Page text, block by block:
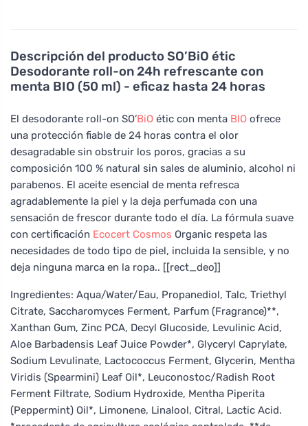
Descripción del producto SO’BiO étic
Desodorante roll-on 24h refrescante con
menta BIO (50 ml) - eficaz hasta 24 horas
El desodorante roll-on SO’BiO étic con menta BIO ofrece
una protección fiable de 24 horas contra el olor
desagradable sin obstruir los poros, gracias a su
composición 100 % natural sin sales de aluminio, alcohol ni
parabenos. El aceite esencial de menta refresca
agradablemente la piel y la deja perfumada con una
sensación de frescor durante todo el día. La fórmula suave
con certificación Ecocert Cosmos Organic respeta las
necesidades de todo tipo de piel, incluida la sensible, y no
deja ninguna marca en la ropa.. [[rect_deo]]
Ingredientes: Aqua/Water/Eau, Propanediol, Talc, Triethyl
Citrate, Saccharomyces Ferment, Parfum (Fragrance)**,
Xanthan Gum, Zinc PCA, Decyl Glucoside, Levulinic Acid,
Aloe Barbadensis Leaf Juice Powder*, Glyceryl Caprylate,
Sodium Levulinate, Lactococcus Ferment, Glycerin, Mentha
Viridis (Spearmini) Leaf Oil*, Leuconostoc/Radish Root
Ferment Filtrate, Sodium Hydroxide, Mentha Piperita
(Peppermint) Oil*, Limonene, Linalool, Citral, Lactic Acid.